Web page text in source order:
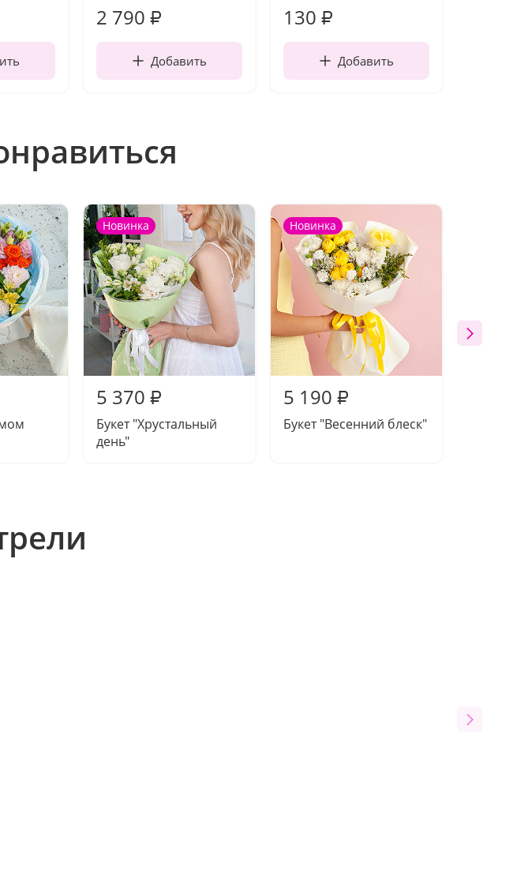
2 790 ₽
Добавить
130 ₽
Добавить
Новинка
5 370 ₽
Букет "Хрустальный
день"
Новинка
5 190 ₽
Букет "Весенний блеск"